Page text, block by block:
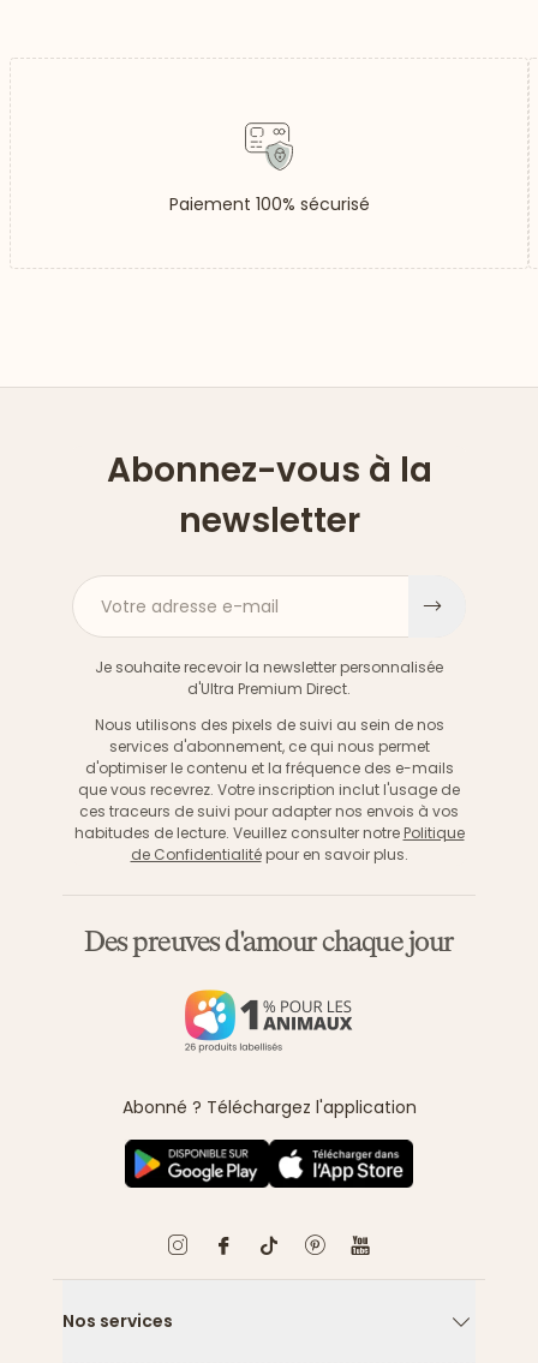
Paiement 100% sécurisé
Abonnez-vous à la
newsletter
Votre adresse e-mail
Je souhaite recevoir la newsletter personnalisée
d'Ultra Premium Direct.
Nous utilisons des pixels de suivi au sein de nos
services d'abonnement, ce qui nous permet
d'optimiser le contenu et la fréquence des e-mails
que vous recevrez. Votre inscription inclut l'usage de
ces traceurs de suivi pour adapter nos envois à vos
habitudes de lecture. Veuillez consulter notre Politique
de Confidentialitépour en savoir plus.
Des preuves d'amour chaque jour
Abonné ? Téléchargez l'application
Nos services